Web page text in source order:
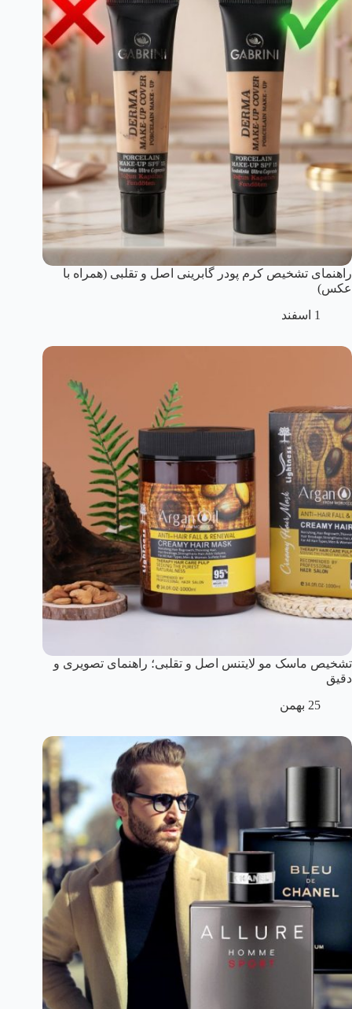
راهنمای تشخیص کرم پودر گابرینی اصل و تقلبی (همراه با
عکس)
1 اسفند
تشخیص ماسک مو لایتنس اصل و تقلبی؛ راهنمای تصویری و
دقیق
25 بهمن